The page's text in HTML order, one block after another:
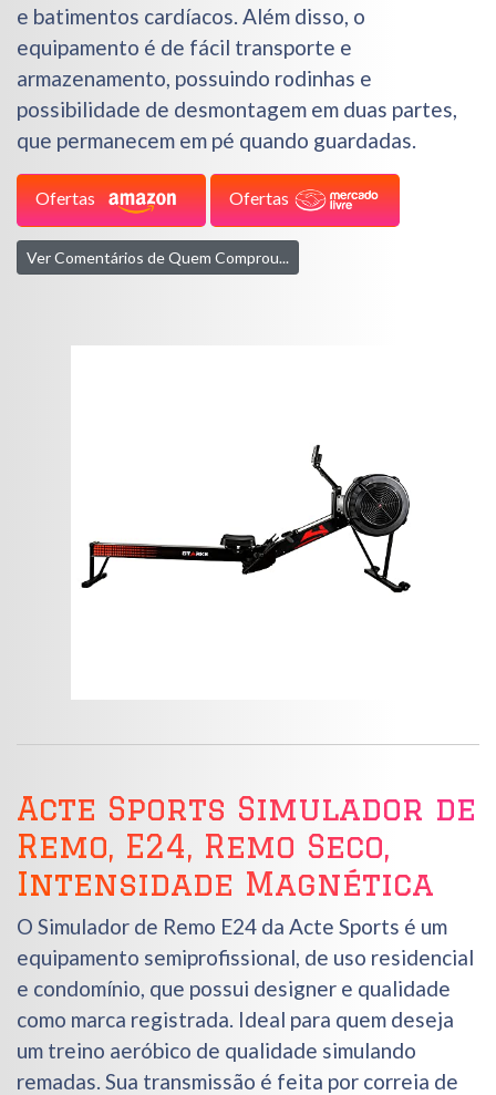
e batimentos cardíacos. Além disso, o
equipamento é de fácil transporte e
armazenamento, possuindo rodinhas e
possibilidade de desmontagem em duas partes,
que permanecem em pé quando guardadas.
Ofertas Ofertas
Ver Comentários de Quem Comprou...
Acte Sports Simulador de
Remo, E24, Remo Seco,
Intensidade Magnética
O Simulador de Remo E24 da Acte Sports é um
equipamento semiprofissional, de uso residencial
e condomínio, que possui designer e qualidade
como marca registrada. Ideal para quem deseja
um treino aeróbico de qualidade simulando
remadas. Sua transmissão é feita por correia de